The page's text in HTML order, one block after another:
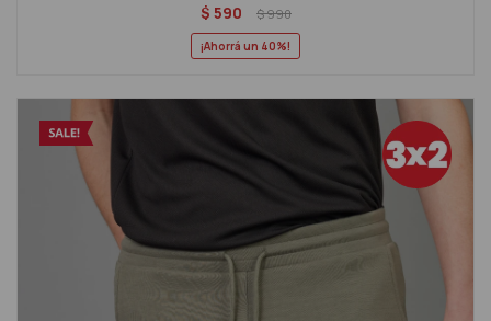
$ 590 $990
40